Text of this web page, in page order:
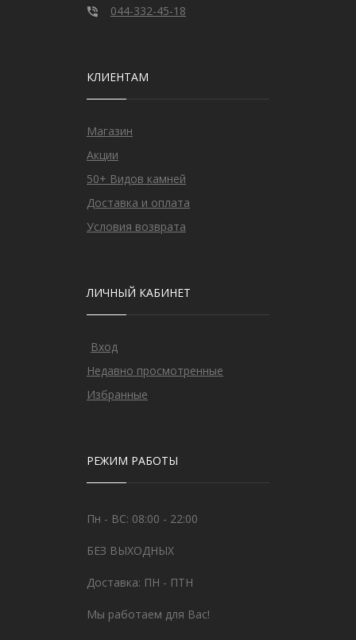
044-332-45-18
КЛИЕНТАМ
Магазин
Акции
50+ Видов камней
Доставка и оплата
Условия возврата
ЛИЧНЫЙ КАБИНЕТ
Вход
Недавно просмотренные
Избранные
РЕЖИМ РАБОТЫ
Пн - ВС: 08:00 - 22:00
БЕЗ ВЫХОДНЫХ
Доставка: ПН - ПТН
Мы работаем для Вас!